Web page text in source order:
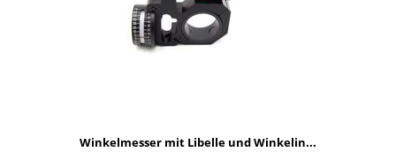
Winkelmesser mit Libelle und Winkelin...